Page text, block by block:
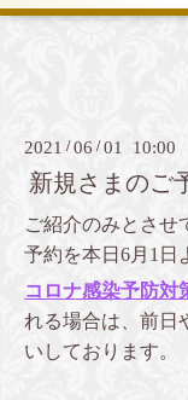
2021 /06 /01 10:00
新規さまのご
ご紹介のみとさせ
予約を本日6月1日
コロナ感染予防対
れる場合は、前日
いしております。